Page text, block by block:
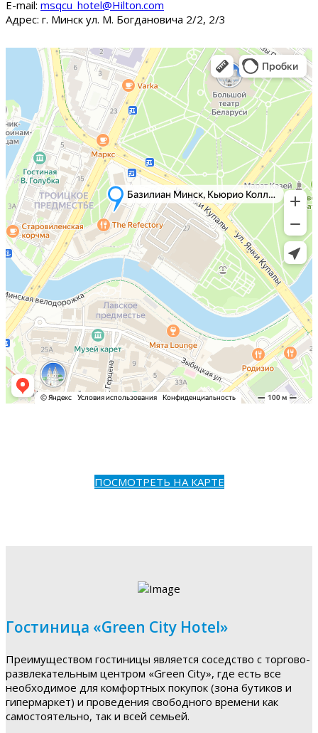
E-mail: msqcu_hotel@Hilton.com
Адрес: г. Минск ул. М. Богдановича 2/2, 2/3
ПОСМОТРЕТЬ НА КАРТЕ
Гостиница «Green City Hotel»
Преимуществом гостиницы является соседство с торгово-
развлекательным центром «Green City», где есть все
необходимое для комфортных покупок (зона бутиков и
гипермаркет) и проведения свободного времени как
самостоятельно, так и всей семьей.